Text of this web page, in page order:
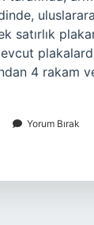
satırlık
4 rakam
Yorum Bırak